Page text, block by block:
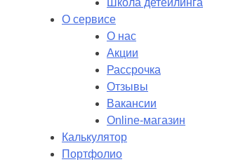
Школа детейлинга
О сервисе
О нас
Акции
Рассрочка
Отзывы
Вакансии
Online-магазин
Калькулятор
Портфолио